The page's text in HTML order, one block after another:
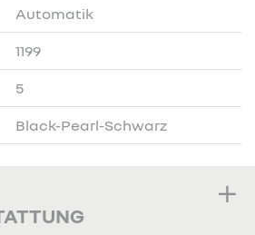
Automatik
1199
5
Black-Pearl-Schwarz